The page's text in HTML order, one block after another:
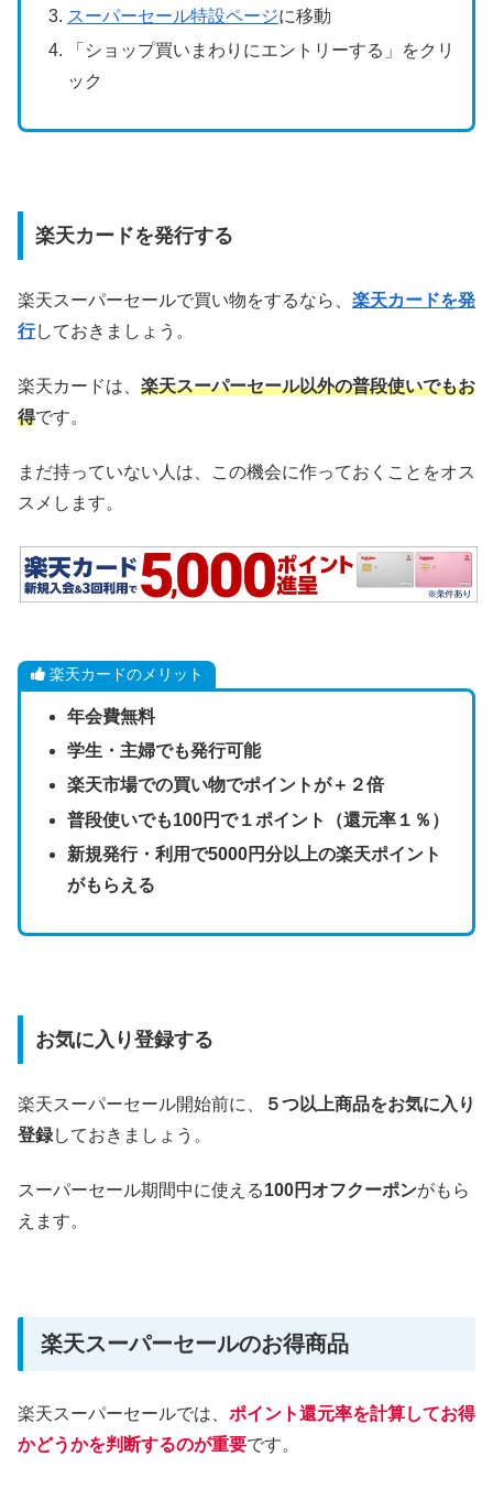
スーパーセール特設ページに移動
「ショップ買いまわりにエントリーする」をクリ
ック
楽天カードを発行する
楽天スーパーセールで買い物をするなら、 楽天カードを発
行しておきましょう。
楽天カードは、 楽天スーパーセール以外の普段使いでもお
得です。
まだ持っていない人は、この機会に作っておくことをオス
スメします。
楽天カードのメリット
年会費無料
学生・主婦でも発行可能
楽天市場での買い物でポイントが＋２倍
普段使いでも100円で１ポイント（還元率１％）
新規発行・利用で5000円分以上の楽天ポイント
がもらえる
お気に入り登録する
楽天スーパーセール開始前に、
５つ以上商品をお気に入り
登録しておきましょう。
スーパーセール期間中に使える100円オフクーポンがもら
えます。
楽天スーパーセールのお得商品
楽天スーパーセールでは、 ポイント還元率を計算してお得
かどうかを判断するのが重要です。